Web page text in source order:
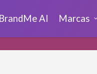
BrandMe AI Marcas